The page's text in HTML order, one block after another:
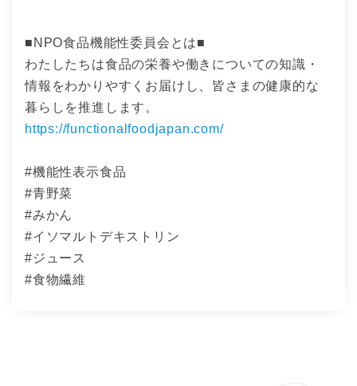
■NPO食品機能性委員会とは■
わたしたちは食品の栄養や働きについての知識・
情報をわかりやすくお届けし、皆さまの健康的な
暮らしを推進します。
https://functionalfoodjapan.com/
#機能性表示食品
#青野菜
#みかん
#イソマルトデキストリン
#ジュース
#食物繊維